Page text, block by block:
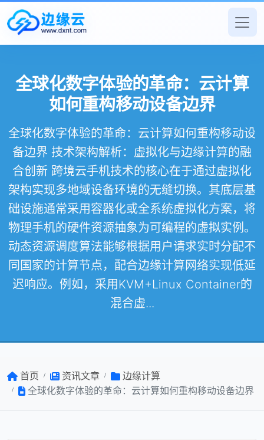
全球化数字体验的革命：云计算
如何重构移动设备边界
全球化数字体验的革命：云计算如何重构移动设
备边界 技术架构解析：虚拟化与边缘计算的融
合创新 跨境云手机技术的核心在于通过虚拟化
架构实现多地域设备环境的无缝切换。其底层基
础设施通常采用容器化或全系统虚拟化方案，将
物理手机的硬件资源抽象为可编程的虚拟实例。
动态资源调度算法能够根据用户请求实时分配不
同国家的计算节点，配合边缘计算网络实现低延
迟响应。例如，采用KVM+Linux Container的
混合虚...
首页 资讯文章
边缘计算
全球化数字体验的革命：云计算如何重构移动设备边界